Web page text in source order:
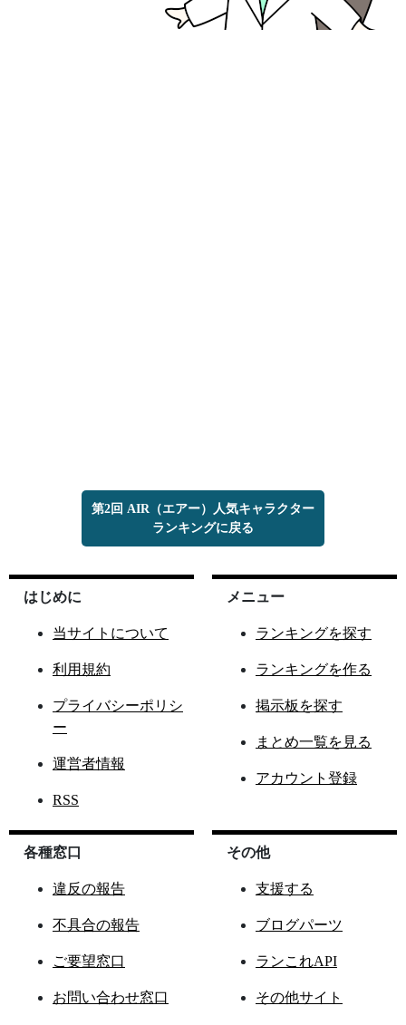
第2回 AIR（エアー）人気キャラクター
ランキングに戻る
はじめに
当サイトについて
利用規約
プライバシーポリシ
ー
運営者情報
RSS
メニュー
ランキングを探す
ランキングを作る
掲示板を探す
まとめ一覧を見る
アカウント登録
各種窓口
違反の報告
不具合の報告
ご要望窓口
お問い合わせ窓口
その他
支援する
ブログパーツ
ランこれAPI
その他サイト